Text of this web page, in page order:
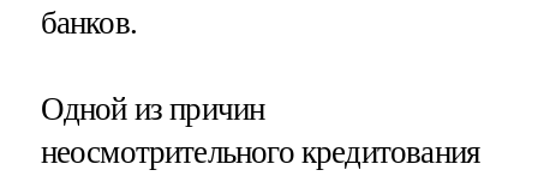
банков.
Одной из причин
неосмотрительного кредитования